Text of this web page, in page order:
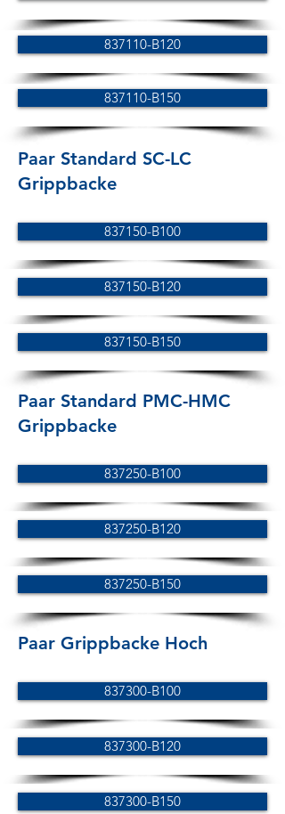
837110-B120
837110-B150
Paar Standard SC-LC
Grippbacke
837150-B100
837150-B120
837150-B150
Paar Standard PMC-HMC
Grippbacke
837250-B100
837250-B120
837250-B150
Paar Grippbacke Hoch
837300-B100
837300-B120
837300-B150